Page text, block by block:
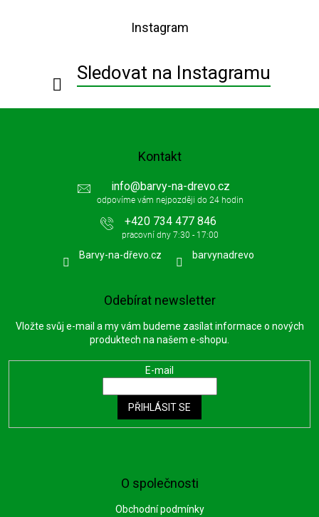
Instagram
Sledovat na Instagramu
O společnosti
Obchodní podmínky
Kontakt
info@barvy-na-drevo.cz
+420 734 477 846
Barvy-na-dřevo.cz barvynadrevo
Odebírat newsletter
Vložte svůj e-mail a my vám budeme zasílat informace o nových
produktech na našem e-shopu.
E-mail
PŘIHLÁSIT SE